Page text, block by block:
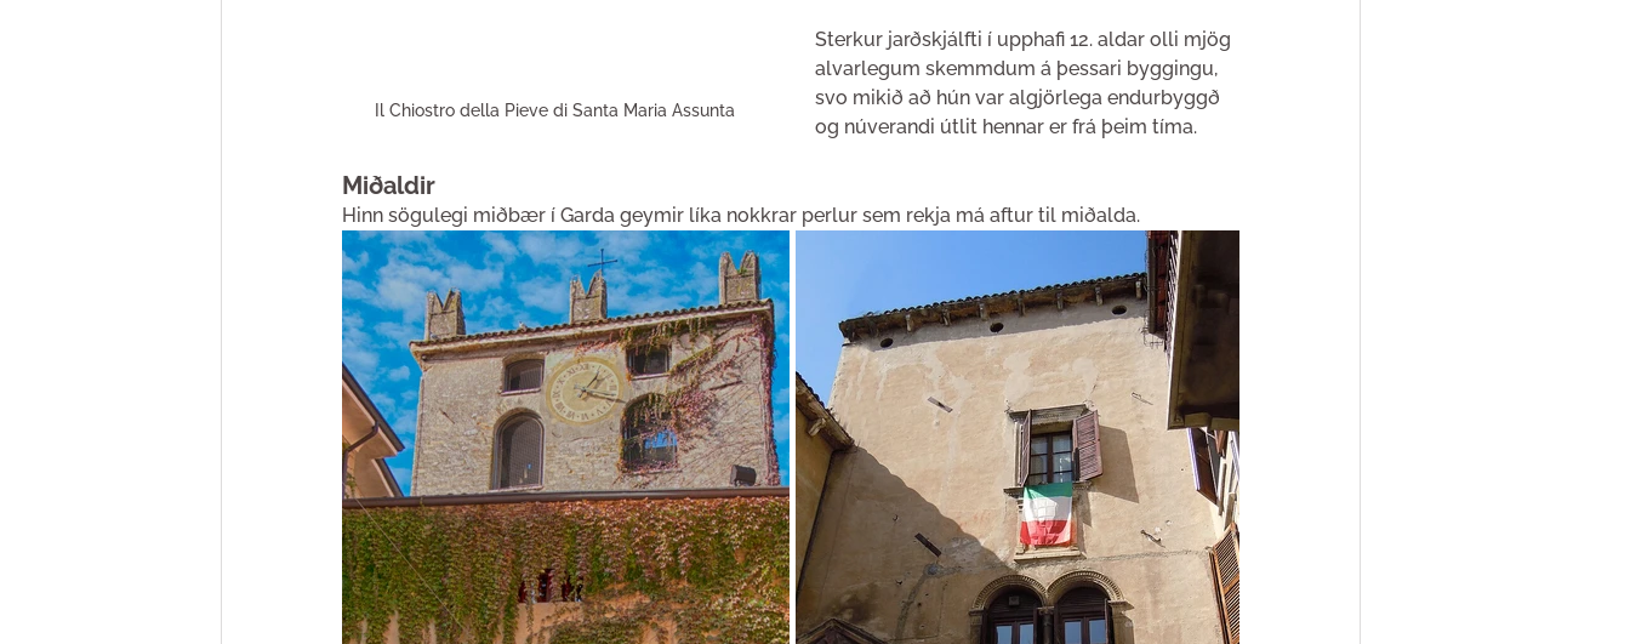
Il Chiostro della Pieve di Santa Maria Assunta
Sterkur jarðskjálfti í upphafi 12. aldar olli mjög
alvarlegum skemmdum á þessari byggingu,
svo mikið að hún var algjörlega endurbyggð
og núverandi útlit hennar er frá þeim tíma.
Miðaldir
Hinn sögulegi miðbær í Garda geymir líka nokkrar perlur sem rekja má aftur til miðalda.